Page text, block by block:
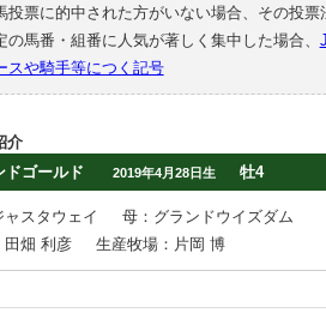
投票に的中された方がいない場合、その投
の馬番・組番に人気が著しく集中した場合、
スや騎手等につく記号
介
ドゴールド
2019年4月28日生 牡4
ャスタウェイ
母：グランドウイズダム
田畑 利彦
生産牧場：片岡 博